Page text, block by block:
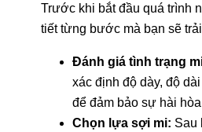
Trước khi bắt đầu quá trình
tiết từng bước mà bạn sẽ
Đánh giá tình trạng
xác định độ dày, độ
để đảm bảo sự hài
Chọn lựa sợi mi: Sau
Nối Mi
Kiểu Nối Mi Dành